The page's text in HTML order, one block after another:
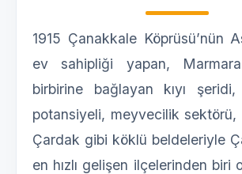
1915 Çanakkale Köprüsü’nün
ev sahipliği yapan,
birbirine bağlayan kıyı
potansiyeli, meyvecilik
Çardak gibi köklü beldeleriyle
en hızlı gelişen ilçelerinden biri